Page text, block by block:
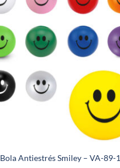
Bola Antiestrés Smiley – VA-89-1